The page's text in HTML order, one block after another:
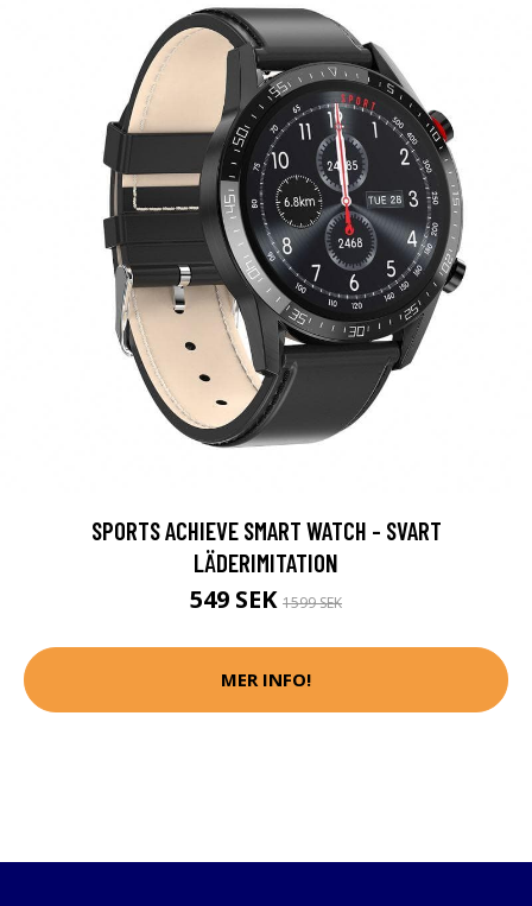
SPORTS ACHIEVE SMART WATCH - SVART
LÄDERIMITATION
549 SEK 1599 SEK
MER INFO!